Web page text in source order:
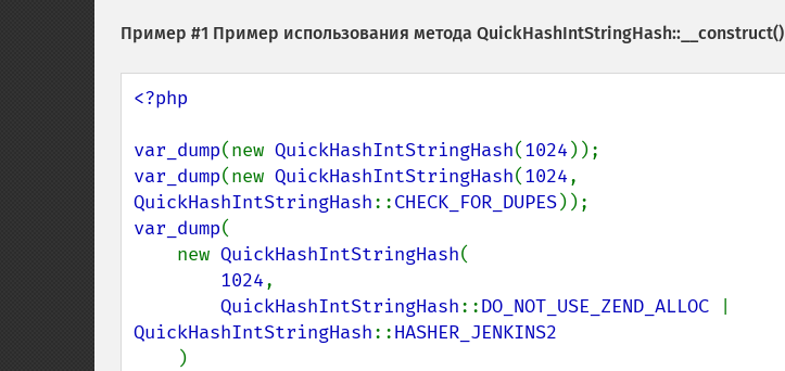
Пример #1 Пример использования метода QuickHashIntStringHash::__construct()
<?php
var_dump(new QuickHashIntStringHash(1024
var_dump(new QuickHashIntStringHash(1024
QuickHashIntStringHash::CHECK_FOR_DUPES
var_dump(
    new
QuickHashIntStringHash(
1024,
QuickHashIntStringHash::DO_NOT_USE_ZEND_ALLOC
QuickHashIntStringHash::HASHER_JENKINS2
)